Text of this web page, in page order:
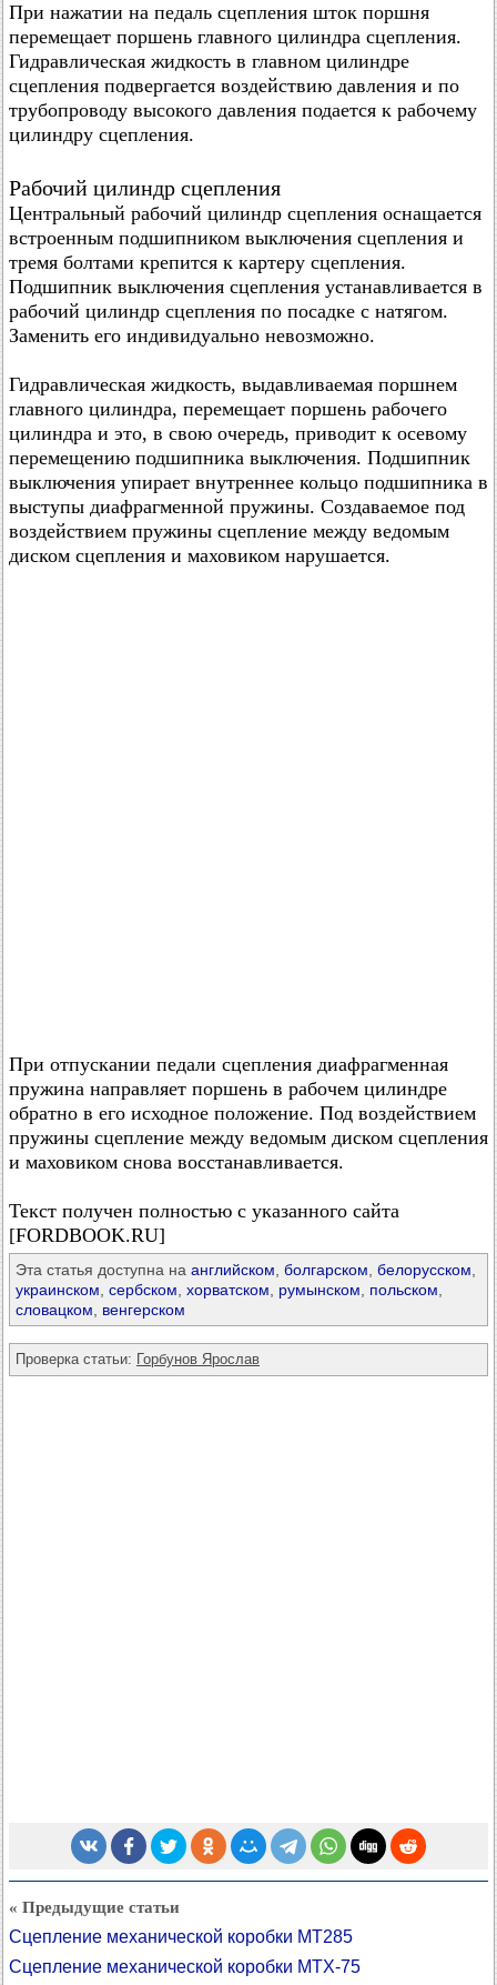
При нажатии на педаль сцепления шток поршня
перемещает поршень главного цилиндра сцепления.
Гидравлическая жидкость в главном цилиндре
сцепления подвергается воздействию давления и по
трубопроводу высокого давления подается к рабочему
цилиндру сцепления.
Рабочий цилиндр сцепления
Центральный рабочий цилиндр сцепления оснащается
встроенным подшипником выключения сцепления и
тремя болтами крепится к картеру сцепления.
Подшипник выключения сцепления устанавливается в
рабочий цилиндр сцепления по посадке с натягом.
Заменить его индивидуально невозможно.
Гидравлическая жидкость, выдавливаемая поршнем
главного цилиндра, перемещает поршень рабочего
цилиндра и это, в свою очередь, приводит к осевому
перемещению подшипника выключения. Подшипник
выключения упирает внутреннее кольцо подшипника в
выступы диафрагменной пружины. Создаваемое под
воздействием пружины сцепление между ведомым
диском сцепления и маховиком нарушается.
При отпускании педали сцепления диафрагменная
пружина направляет поршень в рабочем цилиндре
обратно в его исходное положение. Под воздействием
пружины сцепление между ведомым диском сцепления
и маховиком снова восстанавливается.
Текст получен полностью с указанного сайта
[FORDBOOK.RU]
Эта статья доступна на английском болгарском белорусском
украинском сербском хорватском румынском польском
словацком
венгерском
Проверка статьи: Горбунов Ярослав
« Предыдущие статьи
Сцепление механической коробки MT285
Сцепление механической коробки MTX-75